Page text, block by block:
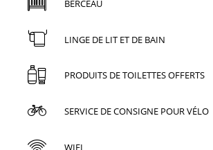
BERCEAU
LINGE DE LIT ET DE BAIN
PRODUITS DE TOILETTES OFFERTS
SERVICE DE CONSIGNE POUR VÉLO
WIFI